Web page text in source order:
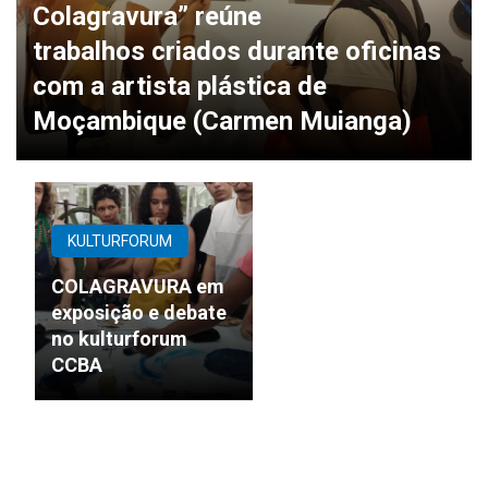
Colagravura” reúne
trabalhos criados durante oficinas
com a artista plástica de
Moçambique (Carmen Muianga)
KULTURFORUM
COLAGRAVURA em
exposição e debate
no kulturforum
CCBA